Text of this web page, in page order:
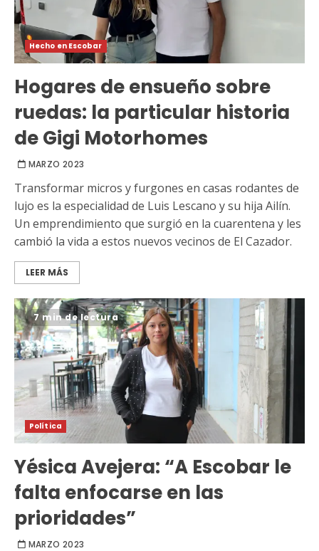
Hecho en Escobar
Hogares de ensueño sobre
ruedas: la particular historia
de Gigi Motorhomes
MARZO 2023
Transformar micros y furgones en casas rodantes de
lujo es la especialidad de Luis Lescano y su hija Ailín.
Un emprendimiento que surgió en la cuarentena y les
cambió la vida a estos nuevos vecinos de El Cazador.
LEER MÁS
7 min de lectura
Política
Yésica Avejera: “A Escobar le
falta enfocarse en las
prioridades”
MARZO 2023